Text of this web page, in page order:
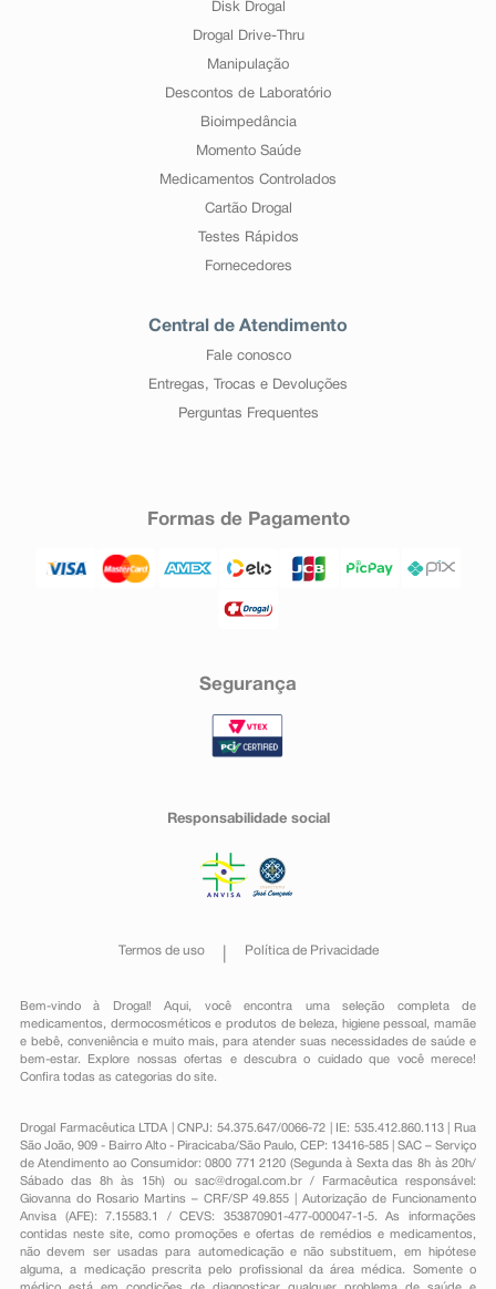
Disk Drogal
Drogal Drive-Thru
Manipulação
Descontos de Laboratório
Bioimpedância
Momento Saúde
Medicamentos Controlados
Cartão Drogal
Testes Rápidos
Fornecedores
Central de Atendimento
Fale conosco
Entregas, Trocas e Devoluções
Perguntas Frequentes
Formas de Pagamento
Segurança
Responsabilidade social
Termos de uso Política de Privacidade
Bem-vindo à Drogal! Aqui, você encontra uma seleção completa de
medicamentos , dermocosméticos e produtos de beleza, higiene pessoal ,mamãe
e bebê, conveniênciae muito mais, para atender suas necessidades de saúde e
bem-estar. Explore nossas ofertas e descubra o cuidado que você merece!
Confira todas as categorias do site.
Drogal Farmacêutica LTDA | CNPJ: 54.375.647/0066-72 | IE: 535.412.860.113 | Rua
São João, 909 - Bairro Alto - Piracicaba/São Paulo, CEP: 13416-585 | SAC – Serviço
de Atendimento ao Consumidor: 0800 771 2120 (Segunda à Sexta das 8h às 20h/
Sábado das 8h às 15h) ou sac@drogal.com.br/ Farmacêutica responsável:
Giovanna do Rosario Martins – CRF/SP 49.855 | Autorização de Funcionamento
Anvisa (AFE): 7.15583.1 / CEVS: 353870901-477-000047-1-5. As informações
contidas neste site, como promoções e ofertas de remédios e medicamentos,
não devem ser usadas para automedicação e não substituem, em hipótese
alguma, a medicação prescrita pelo profissional da área médica. Somente o